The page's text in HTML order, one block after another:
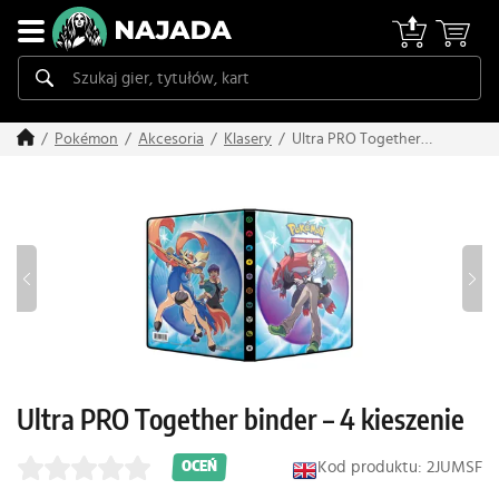
Pokémon Akcesoria Klasery
Ultra PRO Together
Ultra PRO Together binder – 4 kieszenie
OCEŃ Kod produktu: 2JUMSF